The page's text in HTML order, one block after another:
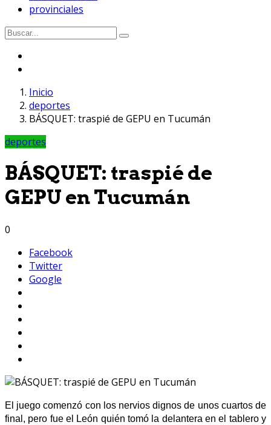
provinciales
Inicio
deportes
BÁSQUET: traspié de GEPU en Tucumán
deportes
BÁSQUET: traspié de
GEPU en Tucumán
0
Facebook
Twitter
Google
El juego comenzó con los nervios dignos de unos cuartos de
final, pero fue el León quién tomó la delantera en el tablero y